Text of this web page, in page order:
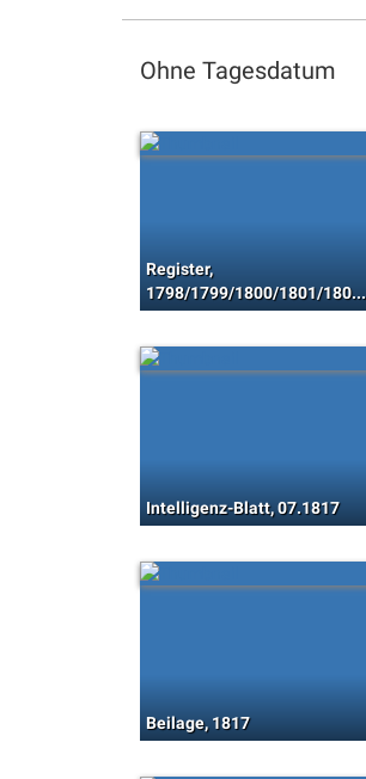
Ohne Tagesdatum
Register,
1798/1799/1800/1801/1802/1803/1804/1805/1806/1807/1808/1809/1810/1811/1812/1813/1814/1815/1816/1817/1818
Intelligenz-Blatt, 07.1817
Beilage, 1817